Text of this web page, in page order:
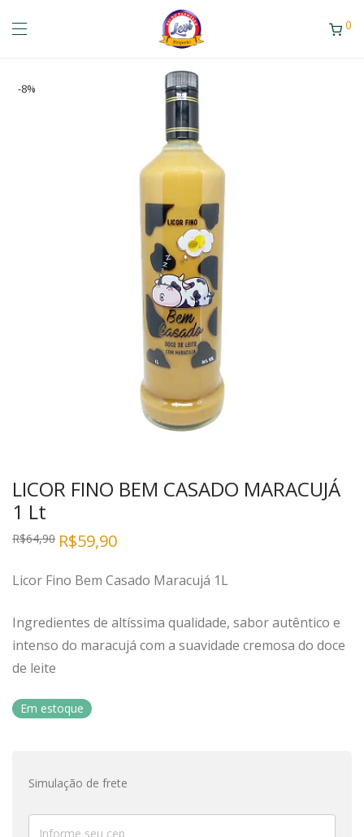
0
-8%
LICOR FINO BEM CASADO MARACUJÁ
1 Lt
R$64,90 R$59,90
Licor Fino Bem Casado Maracujá 1L
Ingredientes de altíssima qualidade, sabor autêntico e
intenso do maracujá com a suavidade cremosa do doce
de leite
Em estoque
Simulação de frete